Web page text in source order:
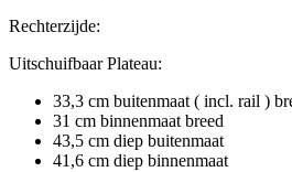
Rechterzijde:
Uitschuifbaar Plateau:
33,3 cm buitenmaat ( incl. rail )
31 cm binnenmaat breed
43,5 cm diep buitenmaat
41,6 cm diep binnenmaat